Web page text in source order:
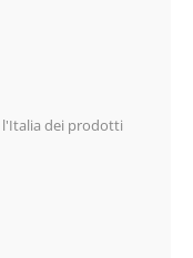
l'Italia dei prodotti